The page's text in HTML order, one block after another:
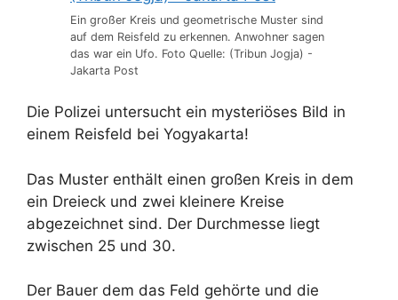
Ein großer Kreis und geometrische Muster sind
auf dem Reisfeld zu erkennen. Anwohner sagen
das war ein Ufo. Foto Quelle: (Tribun Jogja) -
Jakarta Post
Die Polizei untersucht ein mysteriöses Bild in
einem Reisfeld bei Yogyakarta!
Das Muster enthält einen großen Kreis in dem
ein Dreieck und zwei kleinere Kreise
abgezeichnet sind. Der Durchmesse liegt
zwischen 25 und 30.
Der Bauer dem das Feld gehörte und die